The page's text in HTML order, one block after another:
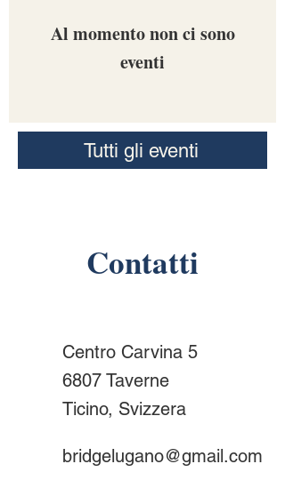
Al momento non ci sono
eventi
Tutti gli eventi
Contatti
Centro Carvina 5
6807 Taverne
Ticino, Svizzera
bridgelugano@gmail.com